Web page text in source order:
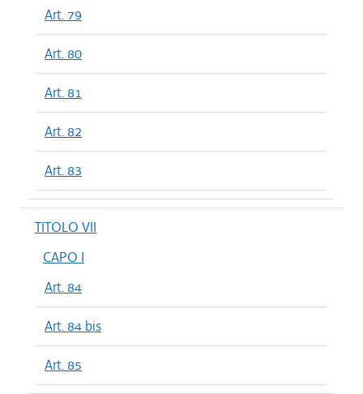
Art. 79
Art. 80
Art. 81
Art. 82
Art. 83
TITOLO VII
CAPO I
Art. 84
Art. 84 bis
Art. 85